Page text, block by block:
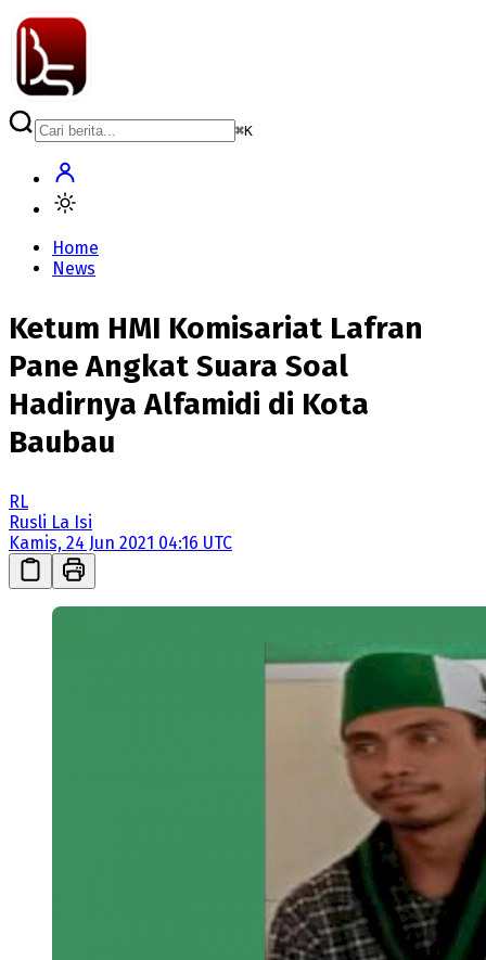
⌘K
Home
News
Ketum HMI Komisariat Lafran
Pane Angkat Suara Soal
Hadirnya Alfamidi di Kota
Baubau
RL
Rusli La Isi
Kamis, 24 Jun 2021 04:16 UTC